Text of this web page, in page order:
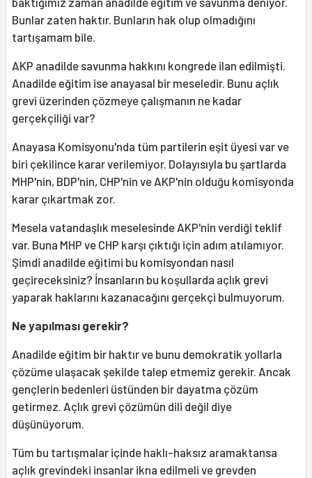
Bunlar zaten haktır. Bunların hak olup olmadığını
tartışamam bile.
AKP anadilde savunma hakkını kongrede ilan edilmişti.
Anadilde eğitim ise anayasal bir meseledir. Bunu açlık
grevi üzerinden çözmeye çalışmanın ne kadar
gerçekçiliği var?
Anayasa Komisyonu'nda tüm partilerin eşit üyesi var ve
biri çekilince karar verilemiyor. Dolayısıyla bu şartlarda
MHP'nin, BDP'nin, CHP'nin ve AKP'nin olduğu komisyonda
karar çıkartmak zor.
Mesela vatandaşlık meselesinde AKP'nin verdiği teklif
var. Buna MHP ve CHP karşı çıktığı için adım atılamıyor.
Şimdi anadilde eğitimi bu komisyondan nasıl
geçireceksiniz? İnsanların bu koşullarda açlık grevi
yaparak haklarını kazanacağını gerçekçi bulmuyorum.
Ne yapılması gerekir?
Anadilde eğitim bir haktır ve bunu demokratik yollarla
çözüme ulaşacak şekilde talep etmemiz gerekir. Ancak
gençlerin bedenleri üstünden bir dayatma çözüm
getirmez. Açlık grevi çözümün dili değil diye
düşünüyorum.
Tüm bu tartışmalar içinde haklı-haksız aramaktansa
açlık grevindeki insanlar ikna edilmeli ve grevden